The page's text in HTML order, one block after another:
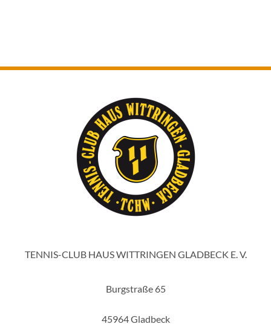
TENNIS-CLUB HAUS WITTRINGEN GLADBECK E. V.
Burgstraße 65
45964 Gladbeck